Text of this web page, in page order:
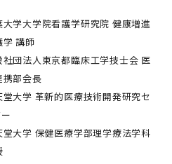
大学大学院看護学研究院 健康増進
学 講師
社団法人東京都臨床工学技士会 医
携部会長
堂大学 革新的医療技術開発研究セ
堂大学 保健医療学部理学療法学科